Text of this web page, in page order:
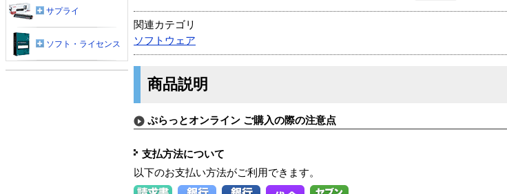
関連カテゴリ
ソフトウェア
商品説明
ぷらっとオンライン ご購入の際の注意点
支払方法について
以下のお支払い方法がご利用できます。
サプライ
ソフト・ライセンス